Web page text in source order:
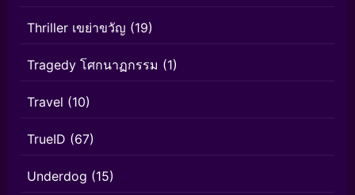
Thriller เขย่าขวัญ (19)
Tragedy โศกนาฏกรรม (1)
Travel (10)
TrueID (67)
Underdog (15)